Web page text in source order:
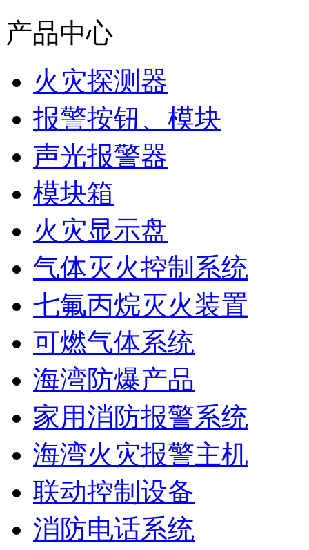
产品中心
火灾探测器
报警按钮、模块
声光报警器
模块箱
火灾显示盘
气体灭火控制系统
七氟丙烷灭火装置
可燃气体系统
海湾防爆产品
家用消防报警系统
海湾火灾报警主机
联动控制设备
消防电话系统